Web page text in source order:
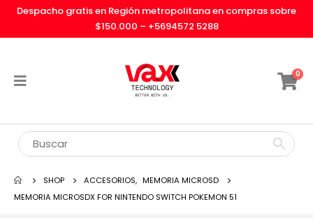
Despacho gratis en Región metropolitana en compras sobre
$150.000 – +5694572 5288
0
SHOP ACCESORIOS, MEMORIA MICROSD
MEMORIA MICROSDX FOR NINTENDO SWITCH POKEMON 51